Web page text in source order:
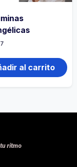
al carrito
ritmo